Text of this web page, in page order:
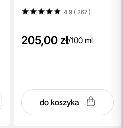
4.9 ( 267)
205,00 zł/100 ml
do koszyka